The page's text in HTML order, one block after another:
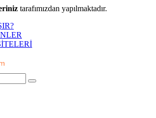
tarafımızdan yapılmaktadır.